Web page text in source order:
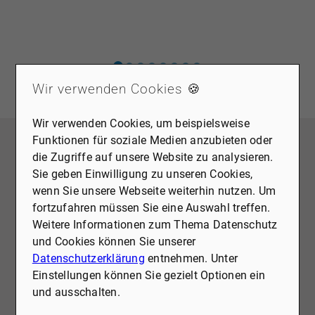
UNSER SERVICE FÜR SIE AN DIESEM
STANDORT
IMMOBILIE VERKAUFEN
VERKAUFEN AUCH SIE MIT DEN
BESTEN
Ein Immobilienverkauf ist eine Entscheidung, die
man nicht jedem anvertraut. Gerade in einer
Branche, die nicht geschützt ist und in der Qualität
stark schwankt, braucht es echte Erfahrung,
Verlässlichkeit und Menschen, die ihre Aufgabe
Wir verwenden Cookies 🍪
Wir verwenden Cookies, um beispielsweise
Funktionen für soziale Medien anzubieten oder
die Zugriffe auf unsere Website zu analysieren.
Sie geben Einwilligung zu unseren Cookies,
wenn Sie unsere Webseite weiterhin nutzen. Um
fortzufahren müssen Sie eine Auswahl treffen.
Weitere Informationen zum Thema Datenschutz
und Cookies können Sie unserer
Datenschutzerklärung entnehmen. Unter
Einstellungen können Sie gezielt Optionen ein
und ausschalten.